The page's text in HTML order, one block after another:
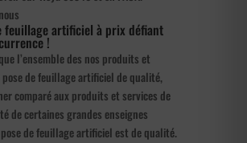
feuillage artificiel à prix défiant
!
l’ensemble des nos produits et
pose de feuillage artificiel de qualité,
comparé aux produits et services de
de certaines grandes enseignes
de feuillage artificiel est de qualité.